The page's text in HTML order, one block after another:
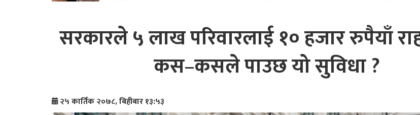
सरकारले ५ लाख परिवारलाई १० हजार रुपैयाँ
कस–कसले पाउछ यो सुविधा ?
२५ कार्तिक २०७८, बिहीबार १३:५३